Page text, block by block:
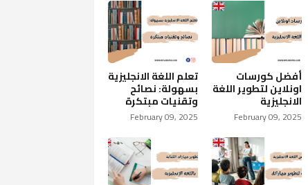
أفضل كورسات
اونلاين لتطوير اللغة
الانجليزية
February 09, 2025
تعلم اللغة الانجليزية
بسهولة: نصائح
وتقنيات مبتكرة
February 09, 2025